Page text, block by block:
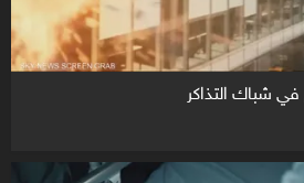
شباك التذاكر